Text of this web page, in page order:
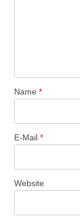
t
o
Name *
E-Mail *
Website